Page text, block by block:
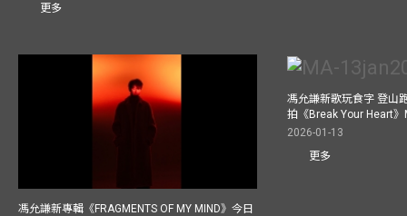
更多
馮允謙新專輯《FRAGMENTS OF MY MIND》今日
馮允謙新歌玩食字 登山
拍《Break Your Heart
2026-01-13
更多